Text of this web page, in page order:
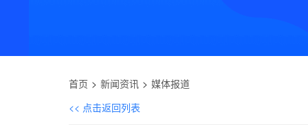
首页 新闻资讯
媒体报道
<< 点击返回列表